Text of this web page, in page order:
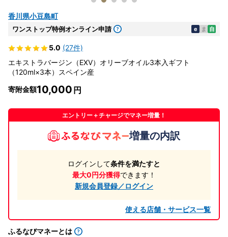
香川県小豆島町
ワンストップ特例オンライン申請 e ま 自
5.0 (27件)
エキストラバージン（EXV）オリーブオイル3本入ギフト
（120ml×3本）スペイン産
寄附金額10,000
エントリー＋チャージでマネー増量！
増量の内訳
ログインして条件を満たすと
最大0円分獲得できます！
新規会員登録／ログイン
使える店舗・サービス一覧
ふるなびマネーとは